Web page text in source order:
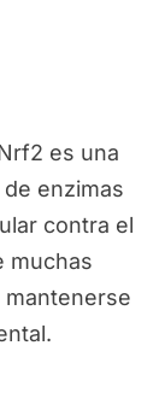
es una
enzimas
contra el
muchas
mantenerse